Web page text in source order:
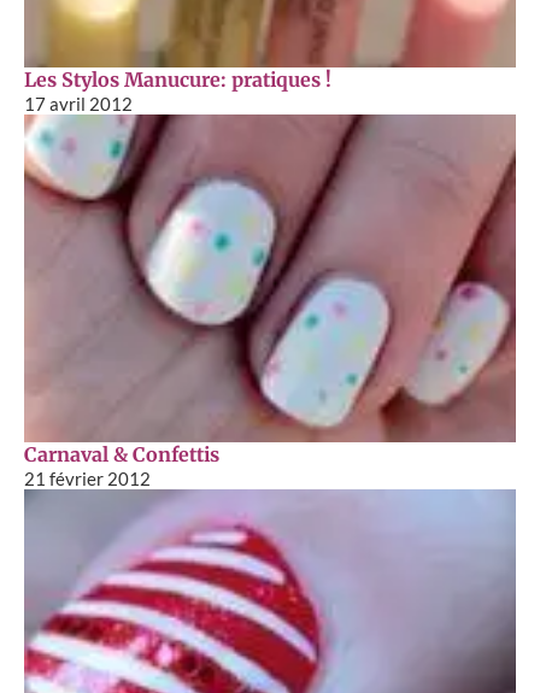
Les Stylos Manucure: pratiques !
17 avril 2012
Carnaval & Confettis
21 février 2012